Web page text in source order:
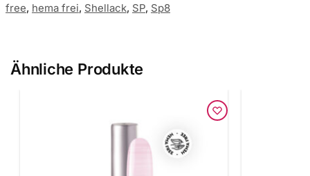
free, hema frei, Shellack, SP, Sp8
Ähnliche Produkte